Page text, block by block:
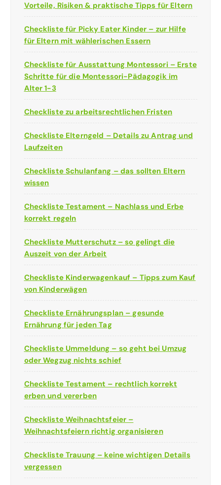
Vorteile, Risiken & praktische Tipps für Eltern
Checkliste für Picky Eater Kinder – zur Hilfe
für Eltern mit wählerischen Essern
Checkliste für Ausstattung Montessori – Erste
Schritte für die Montessori-Pädagogik im
Alter 1-3
Checkliste zu arbeitsrechtlichen Fristen
Checkliste Elterngeld – Details zu Antrag und
Laufzeiten
Checkliste Schulanfang – das sollten Eltern
wissen
Checkliste Testament – Nachlass und Erbe
korrekt regeln
Checkliste Mutterschutz – so gelingt die
Auszeit von der Arbeit
Checkliste Kinderwagenkauf – Tipps zum Kauf
von Kinderwägen
Checkliste Ernährungsplan – gesunde
Ernährung für jeden Tag
Checkliste Ummeldung – so geht bei Umzug
oder Wegzug nichts schief
Checkliste Testament – rechtlich korrekt
erben und vererben
Checkliste Weihnachtsfeier –
Weihnachtsfeiern richtig organisieren
Checkliste Trauung – keine wichtigen Details
vergessen